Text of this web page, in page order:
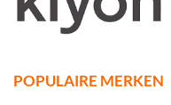
POPULAIRE MERKEN